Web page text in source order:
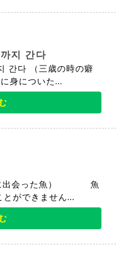
지 간다
간다 （三歳の時の癖
についた...
に出会った魚） 魚
ができません...